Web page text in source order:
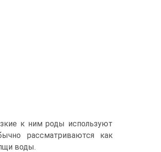
к ним роды используют
рассматриваются как
воды.